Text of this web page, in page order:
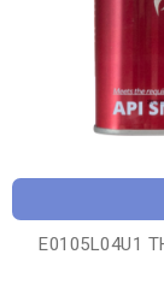
E0105L04U1